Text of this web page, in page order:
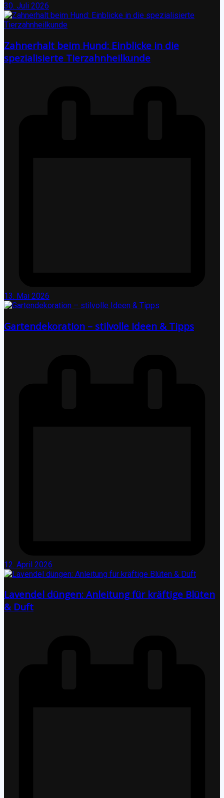
30. Juli 2026
Zahnerhalt beim Hund: Einblicke in die
spezialisierte Tierzahnheilkunde
13. Mai 2026
Gartendekoration – stilvolle Ideen & Tipps
12. April 2026
Lavendel düngen: Anleitung für kräftige Blüten
& Duft